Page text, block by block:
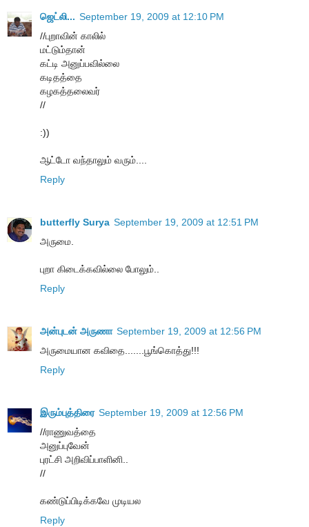
ஜெட்லி... September 19, 2009 at 12:10 PM
//புறாவின் காலில்
மட்டும்தான்
கட்டி அனுப்பவில்லை
கடிதத்தை
கழகத்தலைவர்
//
:))
ஆட்டோ வந்தாலும் வரும்....
Reply
butterfly Surya September 19, 2009 at 12:51 PM
அருமை.
புறா கிடைக்கவில்லை போலும்..
Reply
அன்புடன் அருணா September 19, 2009 at 12:56 PM
அருமையான கவிதை.......பூங்கொத்து!!!
Reply
இரும்புத்திரை September 19, 2009 at 12:56 PM
//ராணுவத்தை
அனுப்புவேன்
புரட்சி அறிவிப்பாளினி..
//
கண்டுப்பிடிக்கவே முடியல
Reply